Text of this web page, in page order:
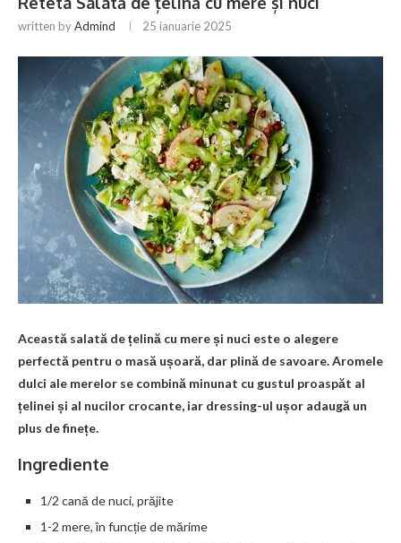
written byAdmind 25 ianuarie 2025
Această salată de țelină cu mere și nuci este o alegere
perfectă pentru o masă ușoară, dar plină de savoare. Aromele
dulci ale merelor se combină minunat cu gustul proaspăt al
țelinei și al nucilor crocante, iar dressing-ul ușor adaugă un
plus de finețe.
Ingrediente
1/2 cană de nuci, prăjite
1-2 mere, în funcție de mărime